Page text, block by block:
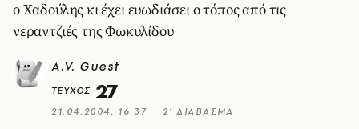
ο Xαδούλης κι έχει ευωδιάσει ο τόπος από τις
νεραντζιές της Φωκυλίδου
A.V. Guest
ΤΕΥΧΟΣ 27
21.04.2004, 16:37 2’ ΔΙΑΒΑΣΜΑ